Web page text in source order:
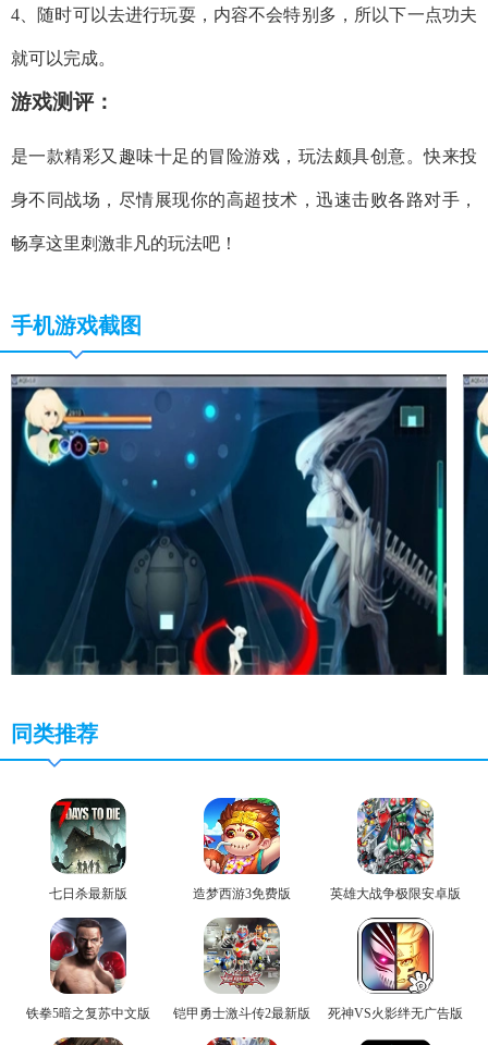
4、随时可以去进行玩耍，内容不会特别多，所以下一点功夫
就可以完成。
游戏测评：
是一款精彩又趣味十足的冒险游戏，玩法颇具创意。快来投
身不同战场，尽情展现你的高超技术，迅速击败各路对手，
畅享这里刺激非凡的玩法吧！
手机游戏截图
同类推荐
七日杀最新版 造梦西游3免费版 英雄大战争极限安卓版
铁拳5暗之复苏中文版 铠甲勇士激斗传2最新版 死神VS火影绊无广告版